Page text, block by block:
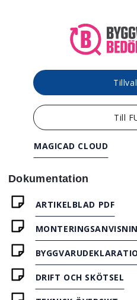
Till
MAGICAD CLOUD
Dokumentation
ARTIKELBLAD PDF
DRIFT OCH SKÖTSEL